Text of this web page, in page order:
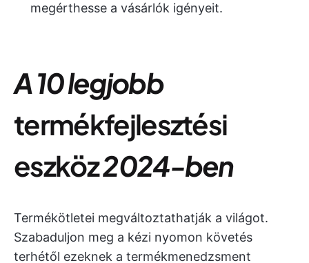
megérthesse a vásárlók igényeit.
A 10 legjobb
termékfejlesztési
eszköz2024-ben
Termékötletei megváltoztathatják a világot.
Szabaduljon meg a kézi nyomon követés
terhétől ezeknek a termékmenedzsment